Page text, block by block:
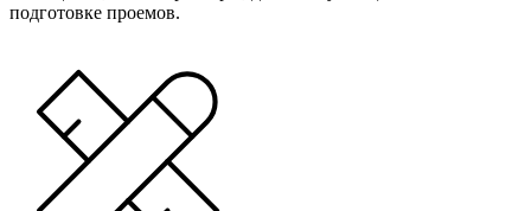
подготовке проемов.